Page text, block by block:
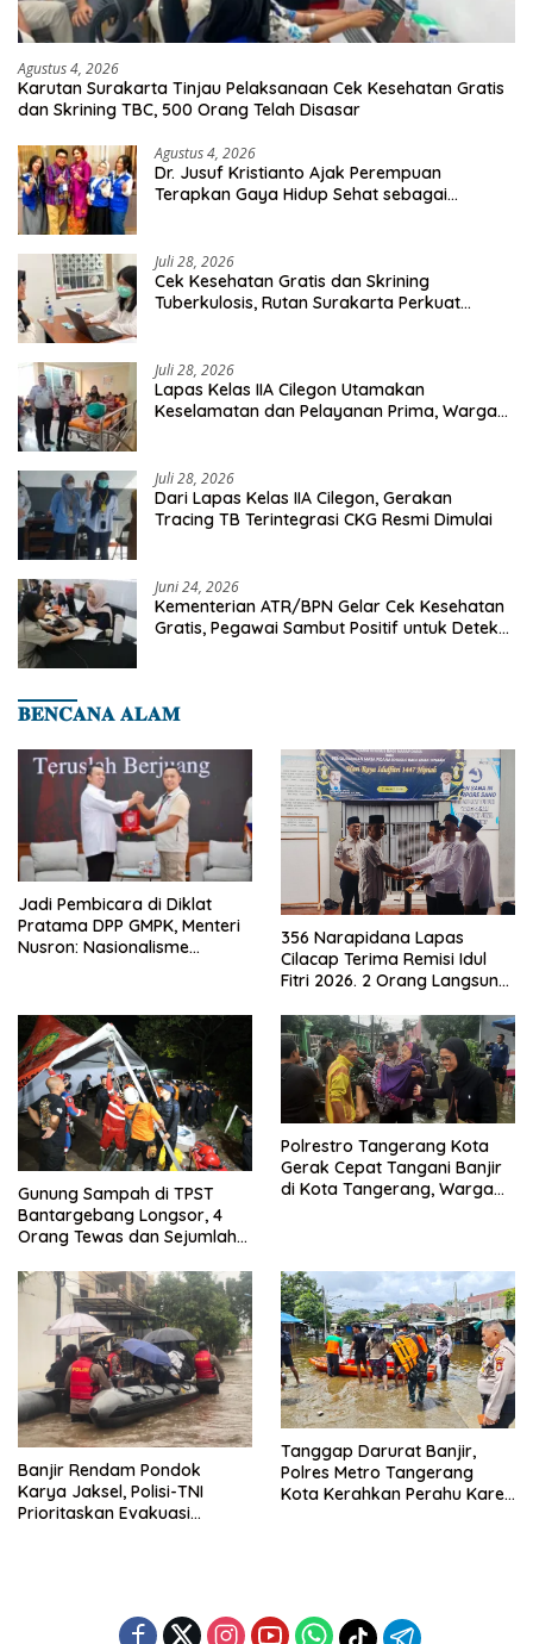
Agustus 4, 2026
Karutan Surakarta Tinjau Pelaksanaan Cek Kesehatan Gratis
dan Skrining TBC, 500 Orang Telah Disasar
Agustus 4, 2026
Dr. Jusuf Kristianto Ajak Perempuan
Terapkan Gaya Hidup Sehat sebagai
Juli 28, 2026
Cek Kesehatan Gratis dan Skrining
Tuberkulosis, Rutan Surakarta Perkuat
Juli 28, 2026
Lapas Kelas IIA Cilegon Utamakan
Keselamatan dan Pelayanan Prima, Warga
Juli 28, 2026
Dari Lapas Kelas IIA Cilegon, Gerakan
Tracing TB Terintegrasi CKG Resmi Dimulai
Juni 24, 2026
Kementerian ATR/BPN Gelar Cek Kesehatan
Gratis, Pegawai Sambut Positif untuk Deteksi
𝐁𝐄𝐍𝐂𝐀𝐍𝐀 𝐀𝐋𝐀𝐌
Jadi Pembicara di Diklat
Pratama DPP GMPK, Menteri
Nusron: Nasionalisme
356 Narapidana Lapas
Cilacap Terima Remisi Idul
Fitri 2026. 2 Orang Langsung
Gunung Sampah di TPST
Bantargebang Longsor, 4
Orang Tewas dan Sejumlah
Polrestro Tangerang Kota
Gerak Cepat Tangani Banjir
di Kota Tangerang, Warga
Banjir Rendam Pondok
Karya Jaksel, Polisi-TNI
Prioritaskan Evakuasi
Tanggap Darurat Banjir,
Polres Metro Tangerang
Kota Kerahkan Perahu Karet